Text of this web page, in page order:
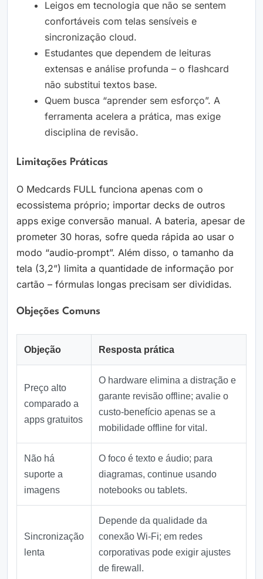
Leigos em tecnologia que não se sentem
confortáveis com telas sensíveis e
sincronização cloud.
Estudantes que dependem de leituras
extensas e análise profunda – o flashcard
não substitui textos base.
Quem busca “aprender sem esforço”. A
ferramenta acelera a prática, mas exige
disciplina de revisão.
Limitações Práticas
O Medcards FULL funciona apenas com o
ecossistema próprio; importar decks de outros
apps exige conversão manual. A bateria, apesar de
prometer 30 horas, sofre queda rápida ao usar o
modo “audio‑prompt”. Além disso, o tamanho da
tela (3,2”) limita a quantidade de informação por
cartão – fórmulas longas precisam ser divididas.
Objeções Comuns
Objeção Resposta prática
Preço alto
comparado a
apps gratuitos
O hardware elimina a distração e
garante revisão offline; avalie o
custo‑benefício apenas se a
mobilidade offline for vital.
Não há
suporte a
imagens
O foco é texto e áudio; para
diagramas, continue usando
notebooks ou tablets.
Sincronização
lenta
Depende da qualidade da
conexão Wi‑Fi; em redes
corporativas pode exigir ajustes
de firewall.